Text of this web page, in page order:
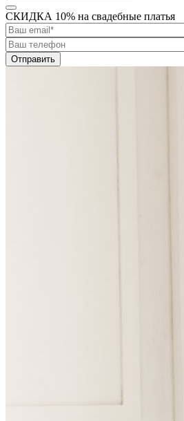
СКИДКА 10% на свадебные платья
Отправить